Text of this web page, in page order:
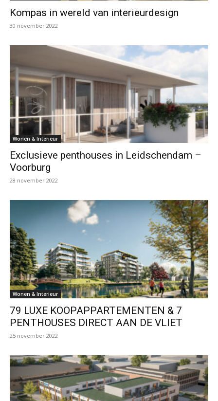
Kompas in wereld van interieurdesign
30 november 2022
Wonen & Interieur
Exclusieve penthouses in Leidschendam –
Voorburg
28 november 2022
Wonen & Interieur
79 LUXE KOOPAPPARTEMENTEN & 7
PENTHOUSES DIRECT AAN DE VLIET
25 november 2022